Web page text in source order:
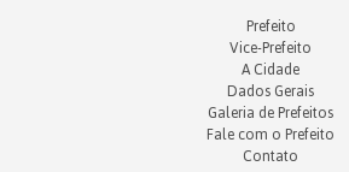
Prefeito
Vice-Prefeito
A Cidade
Dados Gerais
Galeria de Prefeitos
Fale com o Prefeito
Contato